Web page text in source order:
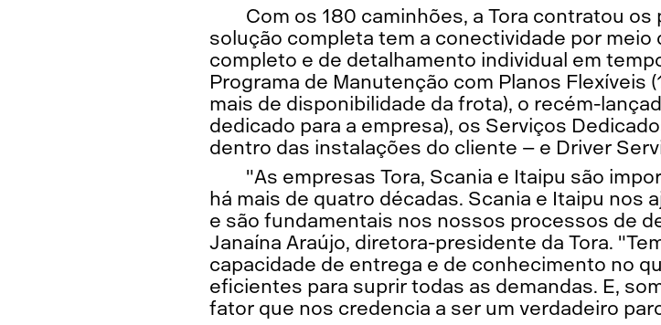
Com os 180 caminhões, a Tora contratou
solução completa tem a conectividade por meio
completo e de detalhamento individual em
Programa de Manutenção com Planos Flexíveis
mais de disponibilidade da frota), o recém-
dedicado para a empresa), os Serviços
dentro das instalações do cliente – e Driver
"As empresas Tora, Scania e Itaipu são
há mais de quatro décadas. Scania e Itaipu nos
e são fundamentais nos nossos processos de
Janaína Araújo, diretora-presidente da Tora.
capacidade de entrega e de conhecimento no
eficientes para suprir todas as demandas. E,
fator que nos credencia a ser um verdadeiro